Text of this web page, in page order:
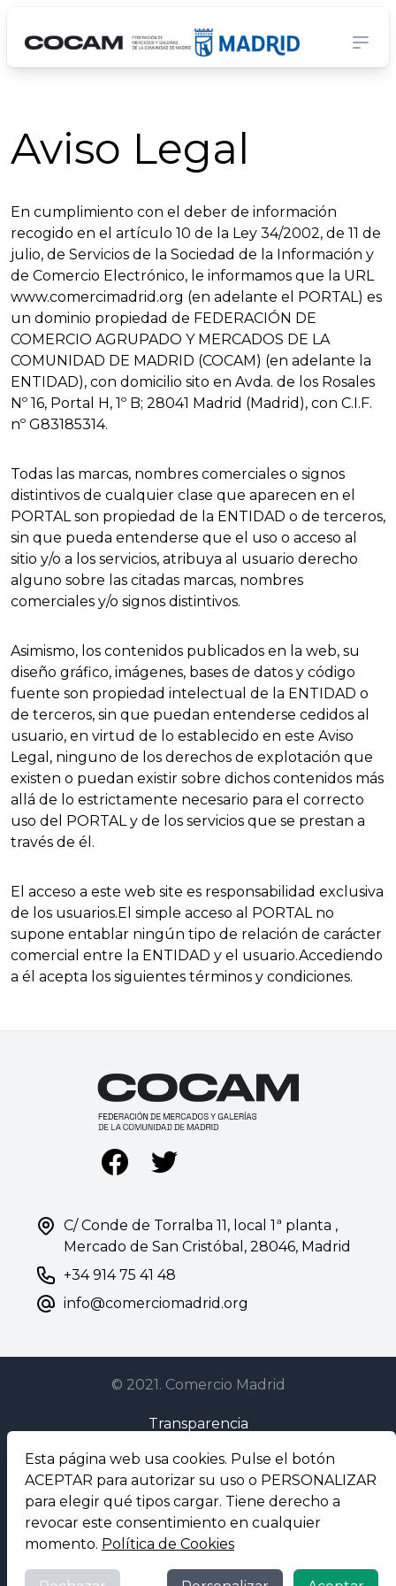
Esta página web usa cookies. Pulse el botón
ACEPTAR para autorizar su uso o PERSONALIZAR
para elegir qué tipos cargar. Tiene derecho a
revocar este consentimiento en cualquier
momento. Política de Cookies
Aviso Legal
En cumplimiento con el deber de información
recogido en el artículo 10 de la Ley 34/2002, de 11 de
julio, de Servicios de la Sociedad de la Información y
de Comercio Electrónico, le informamos que la URL
www.comercimadrid.org (en adelante el PORTAL) es
un dominio propiedad de FEDERACIÓN DE
COMERCIO AGRUPADO Y MERCADOS DE LA
COMUNIDAD DE MADRID (COCAM) (en adelante la
ENTIDAD), con domicilio sito en Avda. de los Rosales
Nº 16, Portal H, 1º B; 28041 Madrid (Madrid), con C.I.F.
nº G83185314.
Todas las marcas, nombres comerciales o signos
distintivos de cualquier clase que aparecen en el
PORTAL son propiedad de la ENTIDAD o de terceros,
sin que pueda entenderse que el uso o acceso al
sitio y/o a los servicios, atribuya al usuario derecho
alguno sobre las citadas marcas, nombres
comerciales y/o signos distintivos.
Asimismo, los contenidos publicados en la web, su
diseño gráfico, imágenes, bases de datos y código
fuente son propiedad intelectual de la ENTIDAD o
de terceros, sin que puedan entenderse cedidos al
usuario, en virtud de lo establecido en este Aviso
Legal, ninguno de los derechos de explotación que
existen o puedan existir sobre dichos contenidos más
allá de lo estrictamente necesario para el correcto
uso del PORTAL y de los servicios que se prestan a
través de él.
El acceso a este web site es responsabilidad exclusiva
de los usuarios.El simple acceso al PORTAL no
supone entablar ningún tipo de relación de carácter
comercial entre la ENTIDAD y el usuario.Accediendo
a él acepta los siguientes términos y condiciones.
C/ Conde de Torralba 11, local 1ª planta ,
Mercado de San Cristóbal, 28046, Madrid
+34 914 75 41 48
info@comerciomadrid.org
© 2021. Comercio Madrid
Transparencia
Aviso Legal
Privacidad
Cookies
Proyecto en colaboración con la Comunidad de